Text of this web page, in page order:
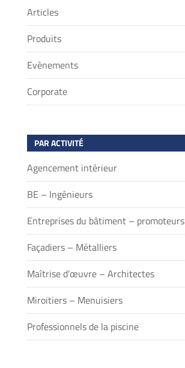
Articles
Produits
Evènements
Corporate
PAR ACTIVITÉ
Agencement intérieur
BE – Ingénieurs
Entreprises du bâtiment – promoteurs
Façadiers – Métalliers
Maîtrise d’œuvre – Architectes
Miroitiers – Menuisiers
Professionnels de la piscine